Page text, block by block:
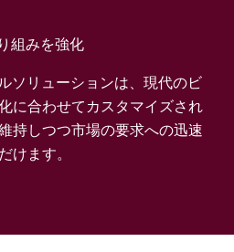
組みを強化
ソリューションは、現代のビ
に合わせてカスタマイズされ
持しつつ市場の要求への迅速
けます。